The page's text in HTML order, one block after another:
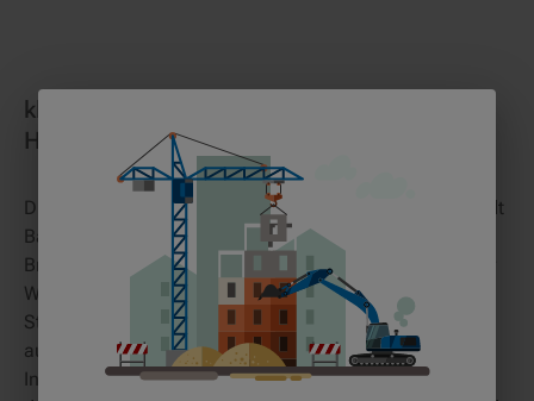
klickrent lieferte 14 Bürocontainer nach
Hochwasserkatastrophe
Die Hochwasserkatastrophe im Jahr 2021 traf die Stadt
Bad Neuenahr-Ahrweiler schwer – zahlreiche Häuser,
Brücken und Straßen wurden zerstört. In der Phase der
Wiederaufbau- und Hilfsmaßnahmen benötigte die
Stadt dringend temporäre Raumlösungen, darunter
auch Büroflächen für die Verwaltung eines Kurhauses.
In dieser kritischen Zeit leistete klickrent schnelle Hilfe